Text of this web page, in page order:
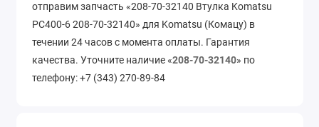
отправим запчасть «208-70-32140 Втулка Komatsu
PC400-6 208-70-32140» для Komatsu (Комацу) в
течении 24 часов с момента оплаты. Гарантия
качества. Уточните наличие «208-70-32140» по
телефону: +7 (343) 270-89-84